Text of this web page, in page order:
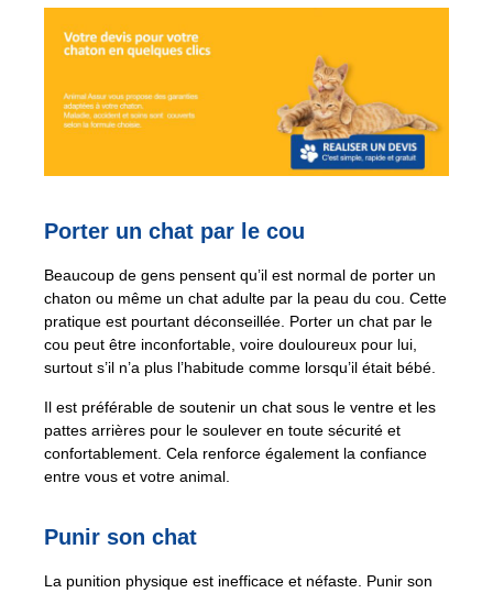
Porter un chat par le cou
Beaucoup de gens pensent qu’il est normal de porter un
chaton ou même un chat adulte par la peau du cou. Cette
pratique est pourtant déconseillée. Porter un chat par le
cou peut être inconfortable, voire douloureux pour lui,
surtout s’il n’a plus l’habitude comme lorsqu’il était bébé.
Il est préférable de soutenir un chat sous le ventre et les
pattes arrières pour le soulever en toute sécurité et
confortablement. Cela renforce également la confiance
entre vous et votre animal.
Punir son chat
La punition physique est inefficace et néfaste. Punir son